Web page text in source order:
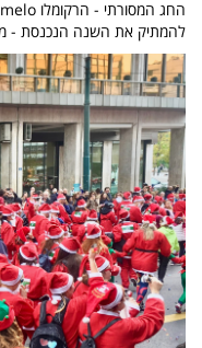
להמתיק את השנה הנכנסת -